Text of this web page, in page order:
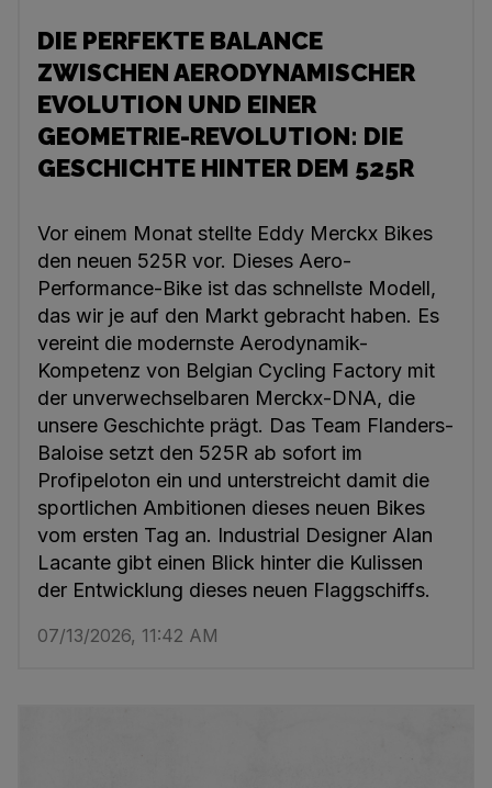
DIE PERFEKTE BALANCE
ZWISCHEN AERODYNAMISCHER
EVOLUTION UND EINER
GEOMETRIE-REVOLUTION: DIE
GESCHICHTE HINTER DEM 525R
Vor einem Monat stellte Eddy Merckx Bikes
den neuen 525R vor. Dieses Aero-
Performance-Bike ist das schnellste Modell,
das wir je auf den Markt gebracht haben. Es
vereint die modernste Aerodynamik-
Kompetenz von Belgian Cycling Factory mit
der unverwechselbaren Merckx-DNA, die
unsere Geschichte prägt. Das Team Flanders-
Baloise setzt den 525R ab sofort im
Profipeloton ein und unterstreicht damit die
sportlichen Ambitionen dieses neuen Bikes
vom ersten Tag an. Industrial Designer Alan
Lacante gibt einen Blick hinter die Kulissen
der Entwicklung dieses neuen Flaggschiffs.
07/13/2026, 11:42 AM